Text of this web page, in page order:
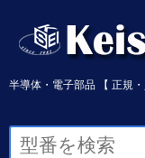
半導体・電子部品 【 正規